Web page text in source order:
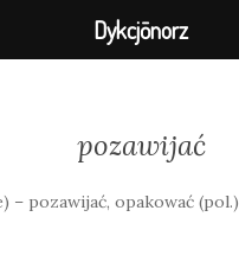
pozawijać
– pozawijać, opakować (pol.)
Dykcjōnorz